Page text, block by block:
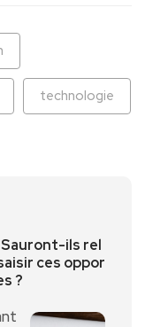
technologie
Sauront-ils rel
ces oppor
?